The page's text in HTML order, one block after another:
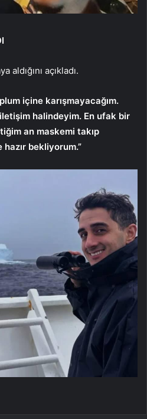
açıkladı.
içine karışmayacağım.
halindeyim. En ufak bir
an maskemi takıp
bekliyorum.”